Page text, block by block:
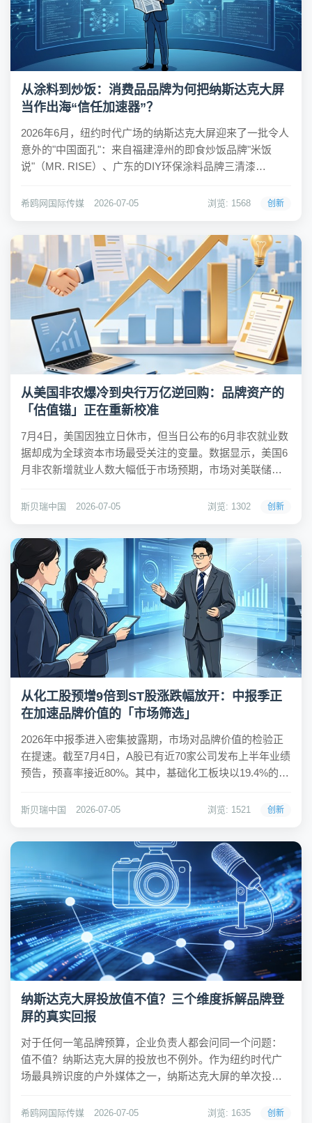
从涂料到炒饭：消费品品牌为何把纳斯达克大屏
当作出海“信任加速器”？
2026年6月，纽约时代广场的纳斯达克大屏迎来了一批令人
意外的"中国面孔"：来自福建漳州的即食炒饭品牌"米饭
说"（MR. RISE）、广东的DIY环保涂料品牌三清漆
JJM House。这三家企业分属食品、涂料、建材三个完全
希鸥网国际传媒 2026-07-05 浏览: 1568 创新
从美国非农爆冷到央行万亿逆回购：品牌资产的
「估值锚」正在重新校准
7月4日，美国因独立日休市，但当日公布的6月非农就业数
据却成为全球资本市场最受关注的变量。数据显示，美国6
月非农新增就业人数大幅低于市场预期，市场对美联储继
人民币汇率涨破6.79关口，创一周新高。与此同时，中国人
斯贝瑞中国 2026-07-05 浏览: 1302 创新
从化工股预增9倍到ST股涨跌幅放开：中报季正
在加速品牌价值的「市场筛选」
2026年中报季进入密集披露期，市场对品牌价值的检验正
在提速。截至7月4日，A股已有近70家公司发布上半年业绩
预告，预喜率接近80%。其中，基础化工板块以19.4%的披
永太科技预增350.68%，卫星化学、盐湖股份等5只化工股
斯贝瑞中国 2026-07-05 浏览: 1521 创新
纳斯达克大屏投放值不值？三个维度拆解品牌登
屏的真实回报
对于任何一笔品牌预算，企业负责人都会问同一个问题：
值不值？纳斯达克大屏的投放也不例外。作为纽约时代广
场最具辨识度的户外媒体之一，纳斯达克大屏的单次投放
报？本文从传播、商业、战略三个维度，用真实数据做一
希鸥网国际传媒 2026-07-05 浏览: 1635 创新